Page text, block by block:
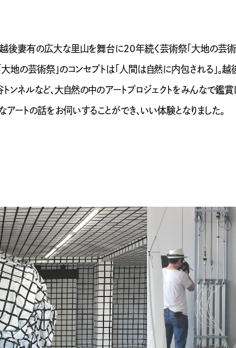
後妻有の広大な里山を舞台に20年続く芸術祭「大地の芸術
地の芸術祭」のコンセプトは「人間は自然に内包される」。
ンネルなど、大自然の中のアートプロジェクトをみんなで鑑賞
アートの話をお伺いすることができ、いい体験となりました。